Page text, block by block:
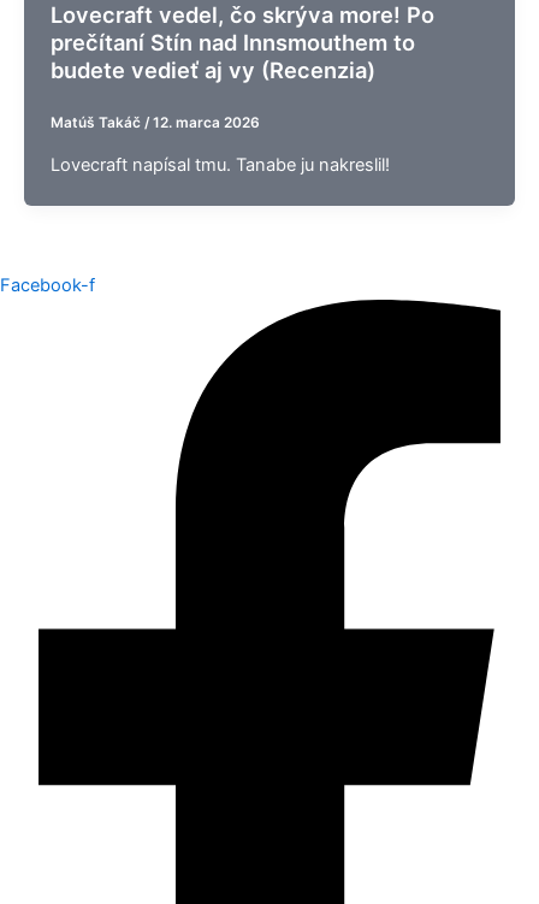
Lovecraft vedel, čo skrýva more! Po
prečítaní Stín nad Innsmouthem to
budete vedieť aj vy (Recenzia)
Matúš Takáč / 12. marca 2026
Lovecraft napísal tmu. Tanabe ju nakreslil!
Facebook-f